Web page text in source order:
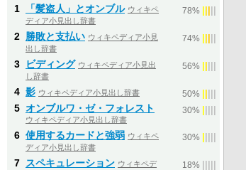
1 「髪盗人」とオンブル ウィキペ
ディア小見出し辞書
78%
2 勝敗と支払い ウィキペディア小見
出し辞書
74%
3 ビディング ウィキペディア小見出
し辞書
56%
4 影 ウィキペディア小見出し辞書 50%
5 オンブルワ・ゼ・フォレスト
ウィキペディア小見出し辞書
30%
6 使用するカードと強弱 ウィキペ
ディア小見出し辞書
30%
7 スペキュレーション ウィキペデ
18%